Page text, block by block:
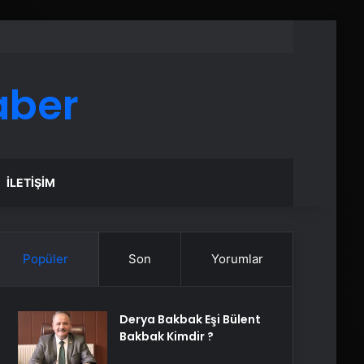
İLETIŞIM
Popüler Son Yorumlar
Derya Bakbak Eşi Bülent
Bakbak Kimdir ?